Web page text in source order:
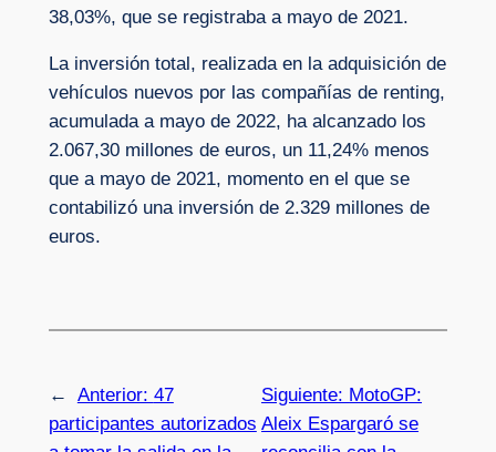
38,03%, que se registraba a mayo de 2021.
La inversión total, realizada en la adquisición de
vehículos nuevos por las compañías de renting,
acumulada a mayo de 2022, ha alcanzado los
2.067,30 millones de euros, un 11,24% menos
que a mayo de 2021, momento en el que se
contabilizó una inversión de 2.329 millones de
euros.
← Anterior: 47
participantes autorizados
Siguiente: MotoGP:
Aleix Espargaró se